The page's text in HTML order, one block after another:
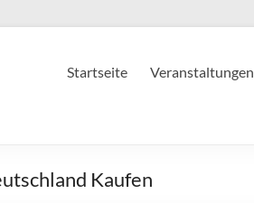
Startseite Veranstaltungen
Kaufen